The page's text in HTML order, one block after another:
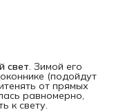
свет. Зимой его
(подойдут
от прямых
равномерно,
к свету.